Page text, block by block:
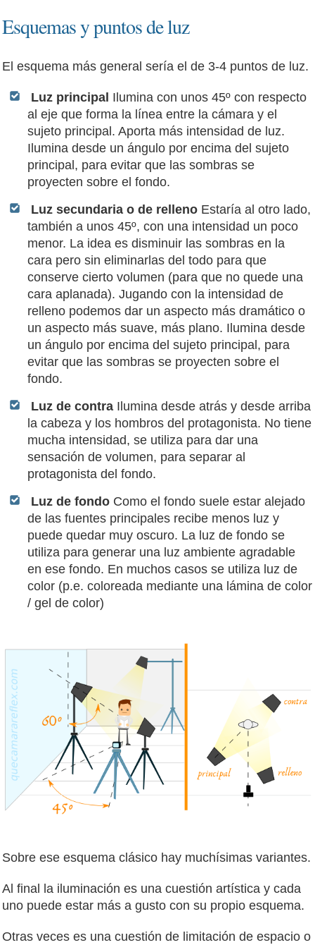
Esquemas y puntos de luz
El esquema más general sería el de 3-4 puntos de luz.
Luz principal Ilumina con unos 45º con respecto
al eje que forma la línea entre la cámara y el
sujeto principal. Aporta más intensidad de luz.
Ilumina desde un ángulo por encima del sujeto
principal, para evitar que las sombras se
proyecten sobre el fondo.
Luz secundaria o de relleno Estaría al otro lado,
también a unos 45º, con una intensidad un poco
menor. La idea es disminuir las sombras en la
cara pero sin eliminarlas del todo para que
conserve cierto volumen (para que no quede una
cara aplanada). Jugando con la intensidad de
relleno podemos dar un aspecto más dramático o
un aspecto más suave, más plano. Ilumina desde
un ángulo por encima del sujeto principal, para
evitar que las sombras se proyecten sobre el
fondo.
Luz de contra Ilumina desde atrás y desde arriba
la cabeza y los hombros del protagonista. No tiene
mucha intensidad, se utiliza para dar una
sensación de volumen, para separar al
protagonista del fondo.
Luz de fondo Como el fondo suele estar alejado
de las fuentes principales recibe menos luz y
puede quedar muy oscuro. La luz de fondo se
utiliza para generar una luz ambiente agradable
en ese fondo. En muchos casos se utiliza luz de
color (p.e. coloreada mediante una lámina de color
/ gel de color)
Sobre ese esquema clásico hay muchísimas variantes.
Al final la iluminación es una cuestión artística y cada
uno puede estar más a gusto con su propio esquema.
Otras veces es una cuestión de limitación de espacio o